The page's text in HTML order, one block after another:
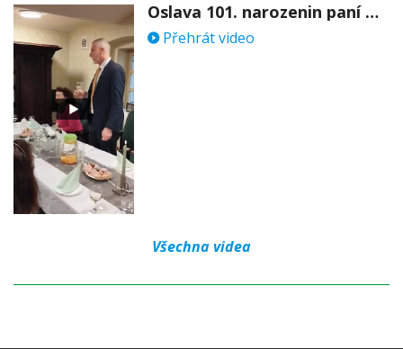
Oslava 101. narozenin paní Věry Skořepové
Přehrát video
Všechna videa